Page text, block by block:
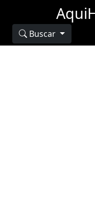
Buscar